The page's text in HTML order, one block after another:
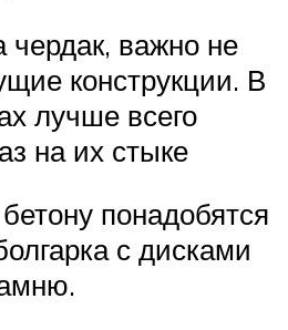
чердак, важно не
конструкции. В
лучше всего
на их стыке
понадобятся
с дисками